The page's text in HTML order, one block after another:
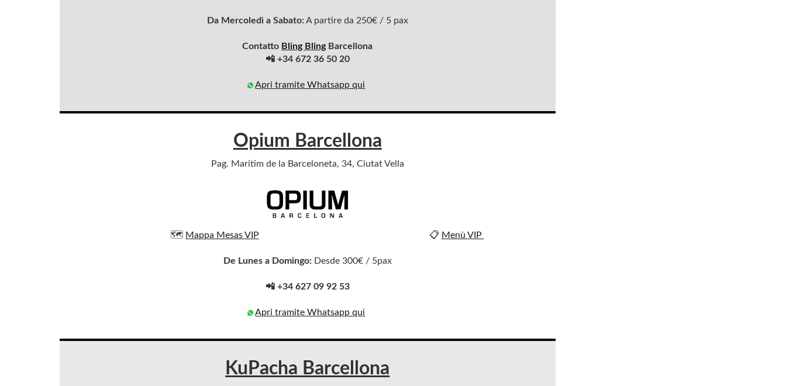
Da Mercoledì a Sabato:A partire da 250€ / 5 pax
Contatto Bling BlingBarcellona
📲 +34 672 36 50 20
Apri tramite Whatsapp qui
Opium Barcellona
Pag. Maritim de la Barceloneta, 34, Ciutat Vella
🗺️ Mappa Mesas VIP 📋 Menù VIP
De Lunes a Domingo:Desde 300€ / 5pax
📲 +34 627 09 92 53
Apri tramite Whatsapp qui
KuPacha Barcellona